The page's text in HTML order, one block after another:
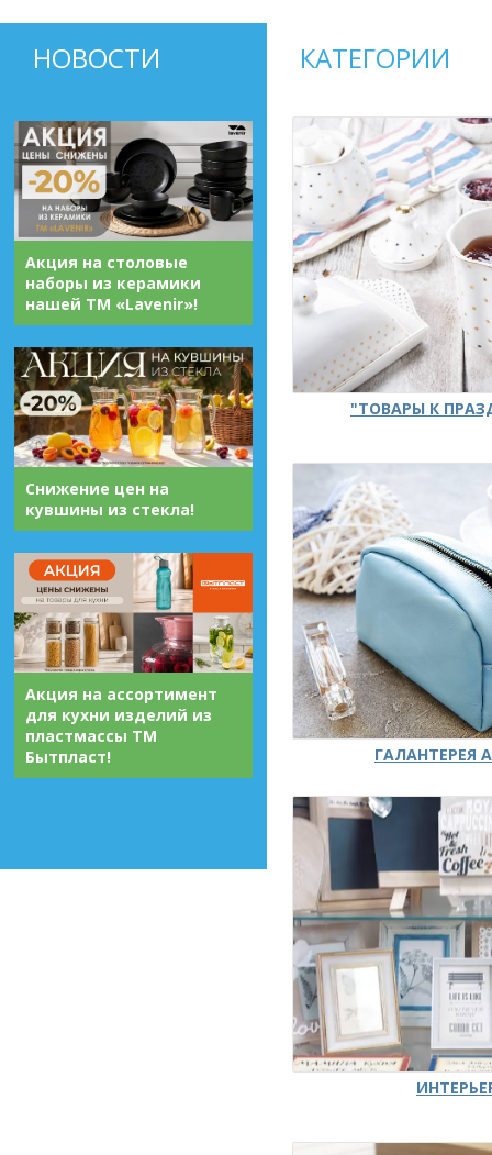
НОВОСТИ
Акция на столовые
наборы из керамики
нашей ТМ «Lavenir»!
Снижение цен на
кувшины из стекла!
Акция на ассортимент
для кухни изделий из
пластмассы ТМ
Бытпласт!
КАТЕГОРИИ
"ТОВАРЫ К
ГАЛАНТЕРЕЯ